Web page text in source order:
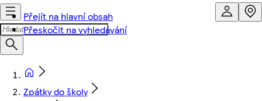
Přejít na hlavní obsah
Přeskočit na vyhledávání
Zpátky do školy